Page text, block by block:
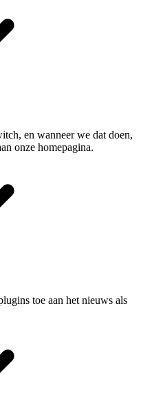
en wanneer we dat doen,
onze homepagina.
toe aan het nieuws als